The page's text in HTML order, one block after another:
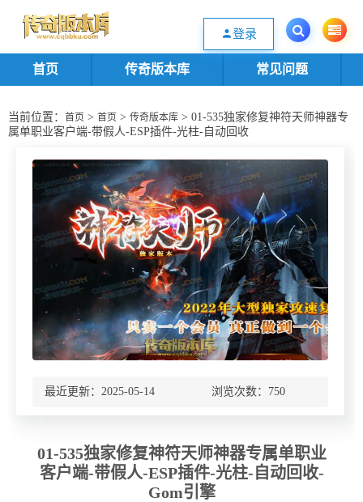
欢迎您光临传奇版本库资源下载站，一个优质的传奇版本源码基地。欢迎选购
登录
首页 传奇版本库 常见问题
当前位置： 首页 > 首页 > 传奇版本库 > 01-535独家修复神符天师神器专
属单职业客户端-带假人-ESP插件-光柱-自动回收
最近更新：2025-05-14 浏览次数： 750
01-535独家修复神符天师神器专属单职业
客户端-带假人-ESP插件-光柱-自动回收-
Gom引擎